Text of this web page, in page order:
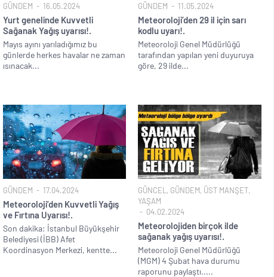
GÜNDEM 16.05.2024
Yurt genelinde Kuvvetli
Sağanak Yağış uyarısı!.
Mayıs ayını yarıladığımız bu
günlerde herkes havalar ne zaman
ısınacak...
GÜNDEM 11.05.2024
Meteoroloji’den 29 il için sarı
kodlu uyarı!.
Meteoroloji Genel Müdürlüğü
tarafından yapılan yeni duyuruya
göre, 29 ilde...
GÜNDEM 17.04.2024
Meteoroloji’den Kuvvetli Yağış
ve Fırtına Uyarısı!.
Son dakika: İstanbul Büyükşehir
Belediyesi (İBB) Afet
Koordinasyon Merkezi, kentte...
GÜNCEL , GÜNDEM, ÜST MANŞET,
YAŞAM
04.02.2024
Meteorolojiden birçok ilde
sağanak yağış uyarısı!.
Meteoroloji Genel Müdürlüğü
(MGM) 4 Şubat hava durumu
raporunu paylaştı.....